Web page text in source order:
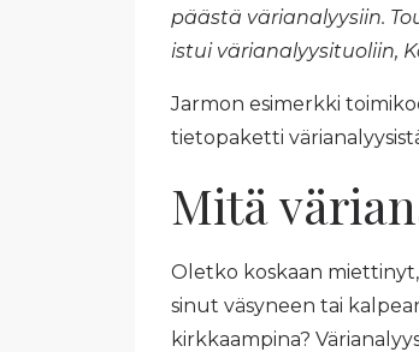
päästä värianalyysiin.
istui värianalyysituoliin,
Jarmon esimerkki
tietopaketti
Mitä
Oletko koskaan
sinut väsyneen tai
kirkkaampina?